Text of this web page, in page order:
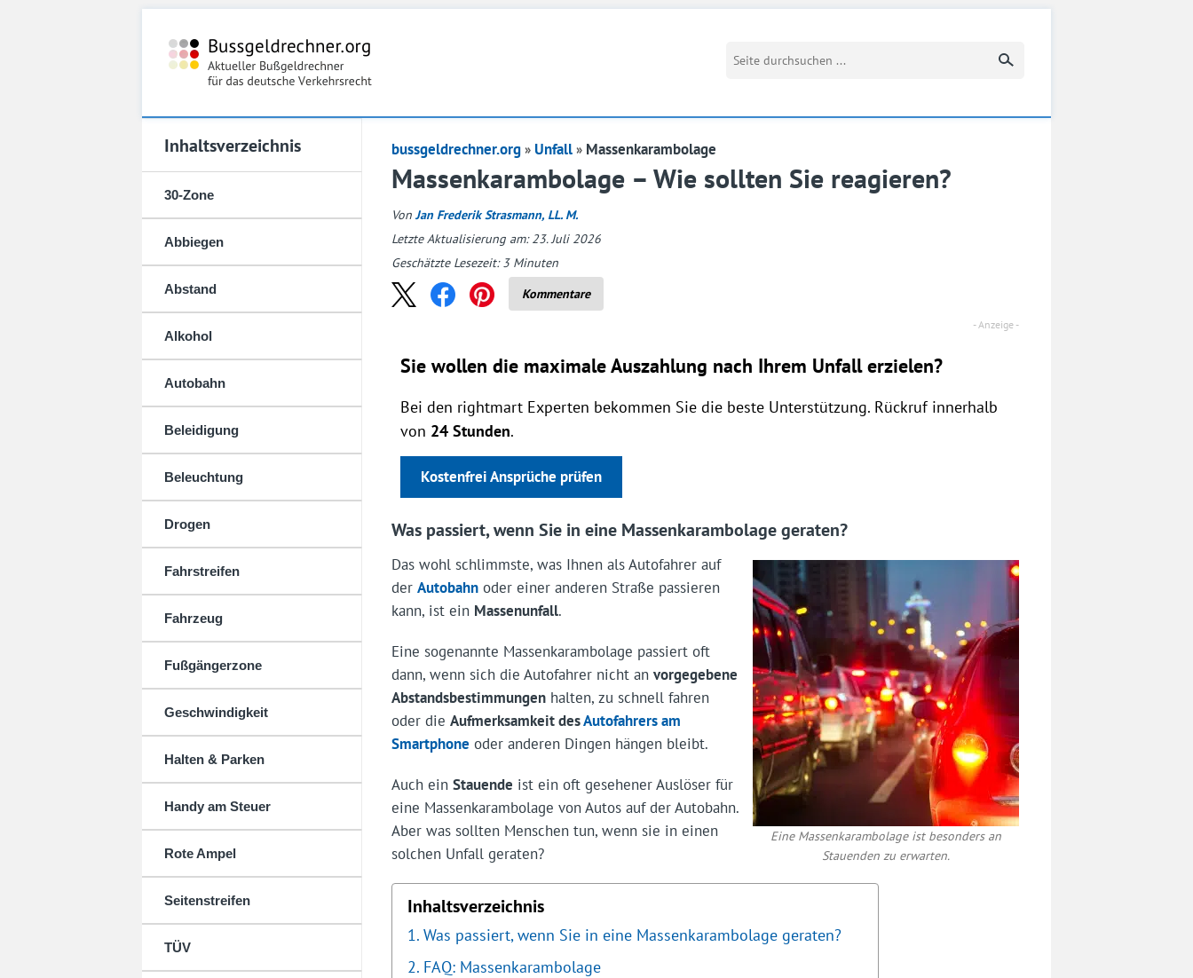
Suchbegriff eingeben
Inhaltsverzeichnis
30-Zone
Abbiegen
Abstand
Alkohol
Autobahn
Beleidigung
Beleuchtung
Drogen
Fahrstreifen
Fahrzeug
Fußgängerzone
Geschwindigkeit
Halten & Parken
Handy am Steuer
Rote Ampel
Seitenstreifen
TÜV
bussgeldrechner.org Unfall Massenkarambolage
Massenkarambolage – Wie sollten Sie reagieren?
Von Jan Frederik Strasmann, LL. M.
Letzte Aktualisierung am: 23. Juli 2026
Geschätzte Lesezeit:3 Minuten
Kommentare
Sie wollen die maximale Auszahlung nach Ihrem Unfall erzielen?
Bei den rightmart Experten bekommen Sie die beste Unterstützung. Rückruf innerhalb
von 24 Stunden.
Kostenfrei Ansprüche prüfen
Was passiert, wenn Sie in eine Massenkarambolage geraten?
Eine Massenkarambolage ist besonders an
Stauenden zu erwarten.
Das wohl schlimmste, was Ihnen als Autofahrer auf
der Autobahnoder einer anderen Straße passieren
kann, ist ein Massenunfall.
Eine sogenannte Massenkarambolage passiert oft
dann, wenn sich die Autofahrer nicht an vorgegebene
Abstandsbestimmungenhalten, zu schnell fahren
oder die Aufmerksamkeit desAutofahrers am
Smartphone oder anderen Dingen hängen bleibt.
Auch ein Stauende ist ein oft gesehener Auslöser für
eine Massenkarambolage von Autos auf der Autobahn.
Aber was sollten Menschen tun, wenn sie in einen
solchen Unfall geraten?
Inhaltsverzeichnis
Was passiert, wenn Sie in eine Massenkarambolage geraten?
FAQ: Massenkarambolage